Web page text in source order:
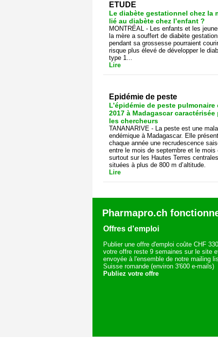
ETUDE
Le diabète gestationnel chez la
lié au diabète chez l’enfant ?
MONTRÉAL - Les enfants et les
la mère a souffert de diabète
pendant sa grossesse pourraient
risque plus élevé de développer le
type 1...
Lire
Epidémie de peste
L’épidémie de peste pulmonaire
2017 à Madagascar caractérisée
les chercheurs
TANANARIVE - La peste est une
endémique à Madagascar. Elle
chaque année une recrudescence
entre le mois de septembre et le mois
surtout sur les Hautes Terres centrales
situées à plus de 800 m d’altitude.
Lire
Pharmapro.ch
Offres d'emploi
Publier une offre d'emploi coûte CHF
votre offre reste 9 semaines sur le site
envoyée à l'ensemble de notre mailing
Suisse romande (environ 3'600 e-mails)
Publiez votre offre